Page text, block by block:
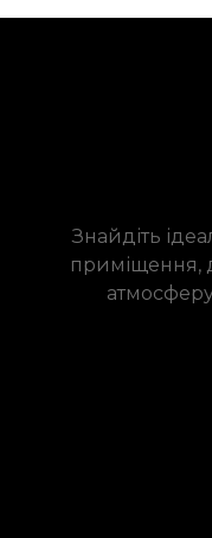
Знайдіть
приміщення,
атмосферу